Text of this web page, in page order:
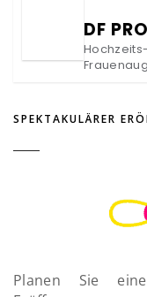
DF
SPEKTAKULÄRER
Planen Sie